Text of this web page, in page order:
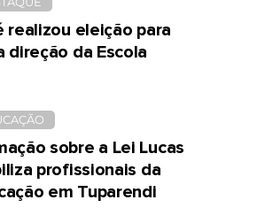
realizou eleição para
direção da Escola
sobre a Lei Lucas
profissionais da
em Tuparendi